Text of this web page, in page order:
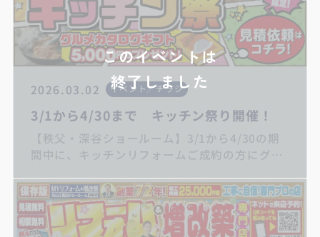
地域のリフォーム・増改築・リノベーションは
丸山工務店へお任せください！
2026.03.02 イベント／チラシ
3/1から4/30まで キッチン祭り開催！
【秩父・深谷ショールーム】3/1から4/30の期
間中に、キッチンリフォームご成約の方にグル
予約フォームから来店いただいた方が対象とな
りますのでお見逃しなく！ いつもありがとう
ございます。埼玉県深谷市・熊谷市・秩父市・
このイベントは
終了しました